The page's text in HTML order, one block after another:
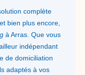
complète
bien plus encore,
à Arras. Que vous
indépendant
de domiciliation
adaptés à vos